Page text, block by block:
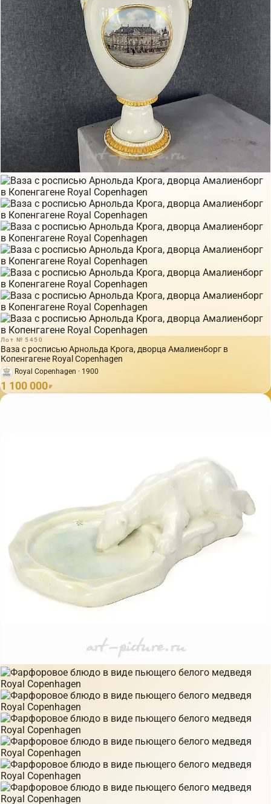
Лот № 5450
Ваза с росписью Арнольда Крога, дворца Амалиенборг в
Копенгагене Royal Copenhagen
Royal Copenhagen · 1900
1 100 000 ₽